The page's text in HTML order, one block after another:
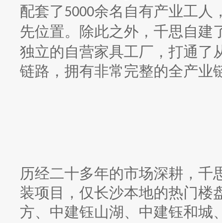
配套了5000余名自有产业工人
先位置。除此之外，千思自建
独立的自营家具工厂，打通了
链路，拥有非常完整的全产业
历经二十多年的市场深耕，千
装项目，仅长沙本地的热门楼
方、中建钰山湖、中建钰和城